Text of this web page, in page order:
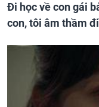
Đi học về con gái
con, tôi âm thầm